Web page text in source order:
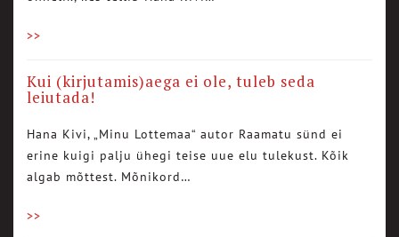
>>
Kui (kirjutamis)aega ei ole, tuleb seda
leiutada!
Hana Kivi, „Minu Lottemaa“ autor Raamatu sünd ei
erine kuigi palju ühegi teise uue elu tulekust. Kõik
algab mõttest. Mõnikord…
>>